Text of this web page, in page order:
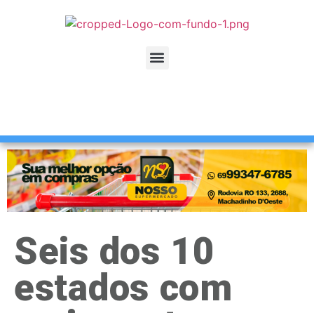
Seis dos 10
estados com